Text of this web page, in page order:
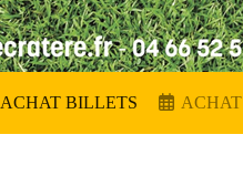
ACHAT BILLETS